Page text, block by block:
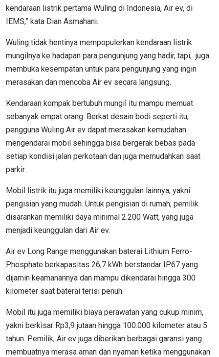
kendaraan listrik pertama Wuling di Indonesia, Air ev, di
IEMS,” kata Dian Asmahani.
Wuling tidak hentinya mempopulerkan kendaraan listrik
mungilnya ke hadapan para pengunjung yang hadir, tapi, juga
membuka kesempatan untuk para pengunjung yang ingin
merasakan dan mencoba Air ev secara langsung.
Kendaraan kompak bertubuh mungil itu mampu memuat
sebanyak empat orang. Berkat desain bodi seperti itu,
pengguna Wuling Air ev dapat merasakan kemudahan
mengendarai mobil sehingga bisa bergerak bebas pada
setiap kondisi jalan perkotaan dan juga memudahkan saat
parkir.
Mobil listrik itu juga memiliki keunggulan lainnya, yakni
pengisian yang mudah. Untuk pengisian di rumah, pemilik
disarankan memiliki daya minimal 2.200 Watt, yang juga
menjadi keunggulan dari Air ev.
Air ev Long Range menggunakan baterai Lithium Ferro-
Phosphate berkapasitas 26,7 kWh berstandar IP67 yang
dijamin keamanannya dan mampu dikendarai hingga 300
kilometer saat baterai terisi penuh.
Mobil itu juga memiliki biaya perawatan yang cukup minim,
yakni berkisar Rp3,9 jutaan hingga 100.000 kilometer atau 5
tahun. Pemilik, Air ev juga diberikan berbagai garansi yang
membuatnya merasa aman dan nyaman ketika menggunakan